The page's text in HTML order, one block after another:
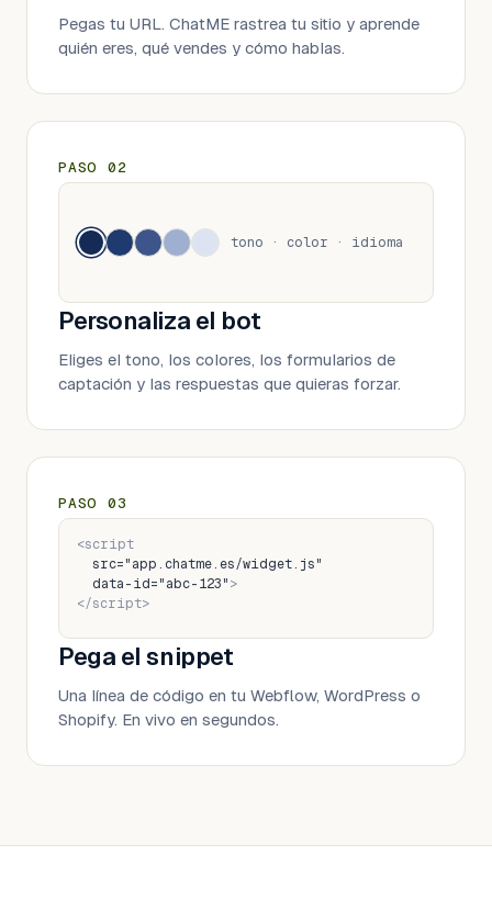
Pegas tu URL. ChatME rastrea tu sitio y aprende
quién eres, qué vendes y cómo hablas.
PASO 02
tono · color · idioma
Personaliza el bot
Eliges el tono, los colores, los formularios de
captación y las respuestas que quieras forzar.
PASO 03
<script
src="app.chatme.es/widget.js"
data-id="abc-123" >
</script>
Pega el snippet
Una línea de código en tu Webflow, WordPress o
Shopify. En vivo en segundos.